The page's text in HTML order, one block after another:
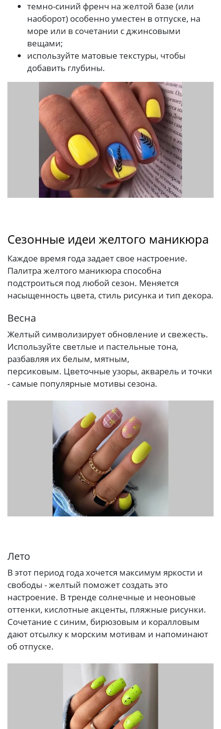
темно-синий френч на желтой базе (или
наоборот) особенно уместен в отпуске, на
море или в сочетании с джинсовыми
вещами;
используйте матовые текстуры, чтобы
добавить глубины.
Сезонные идеи желтого маникюра
Каждое время года задает свое настроение.
Палитра желтого маникюра способна
подстроиться под любой сезон. Меняется
насыщенность цвета, стиль рисунка и тип декора.
Весна
Желтый символизирует обновление и свежесть.
Используйте светлые и пастельные тона,
разбавляя их белым, мятным,
персиковым. Цветочные узоры, акварель и точки
- самые популярные мотивы сезона.
Лето
В этот период года хочется максимум яркости и
свободы - желтый поможет создать это
настроение. В тренде солнечные и неоновые
оттенки, кислотные акценты, пляжные рисунки.
Сочетание с синим, бирюзовым и коралловым
дают отсылку к морским мотивам и напоминают
об отпуске.